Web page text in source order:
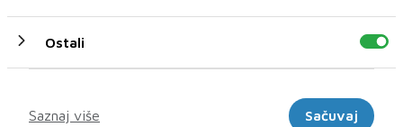
NAJNOVIJE NAJČITANIJE
Ostali
Saznaj više
Sačuvaj